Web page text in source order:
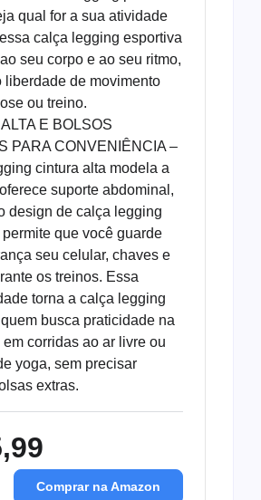
qual for a sua atividade
calça legging esportiva
seu corpo e ao seu ritmo,
liberdade de movimento
ou treino.
E BOLSOS
PARA CONVENIÊNCIA –
cintura alta modela a
suporte abdominal,
design de calça legging
que você guarde
seu celular, chaves e
os treinos. Essa
torna a calça legging
busca praticidade na
corridas ao ar livre ou
yoga, sem precisar
extras.
Comprar na Amazon